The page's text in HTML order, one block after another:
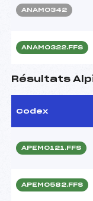
ANAM0342
ANAM0322.FFS
Résultats
Codex
APEM0121.FFS
APEM0582.FFS